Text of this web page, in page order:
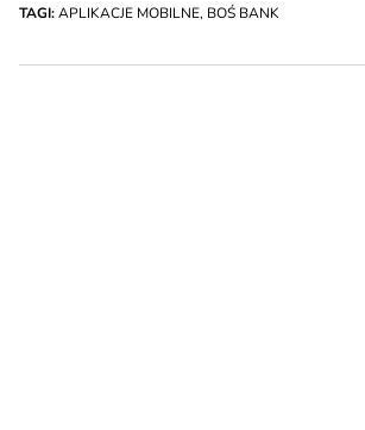
TAGI:APLIKACJE MOBILNE, BOŚ BANK